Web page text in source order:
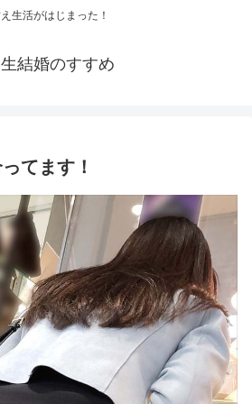
生活がはじまった！
結婚のすすめ
てます！